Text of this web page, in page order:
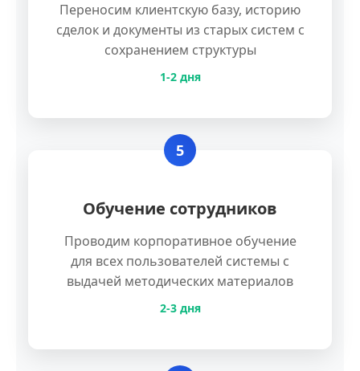
Переносим клиентскую базу, историю
сделок и документы из старых систем с
сохранением структуры
1-2 дня
5
Обучение сотрудников
Проводим корпоративное обучение
для всех пользователей системы с
выдачей методических материалов
2-3 дня